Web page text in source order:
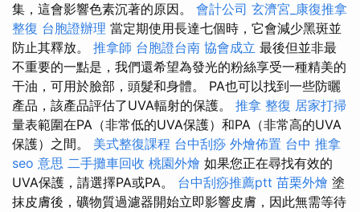
集，這會影響色素沉著的原因。 會計公司 玄濟宮_康復推拿
整復 台胞證辦理 當定期使用長達七個時，它會減少黑斑並
防止其釋放。 推拿師 台胞證台南 協會成立 最後但並非最
不重要的一點是，我們還希望為發光的粉絲享受一種精美的
干油，可用於臉部，頭髮和身體。 PA也可以找到一些防曬
產品，該產品評估了UVA輻射的保護。 推拿 整復 居家打掃
量表範圍在PA（非常低的UVA保護）和PA（非常高的UVA
保護）之間。 美式整復課程 台中刮痧 外燴佈置 台中 推拿
seo 意思 二手攤車回收 桃園外燴 如果您正在尋找有效的
UVA保護，請選擇PA或PA。 台中刮痧推薦ptt 苗栗外燴 塗
抹皮膚後，礦物質過濾器開始立即影響皮膚，因此無需等待